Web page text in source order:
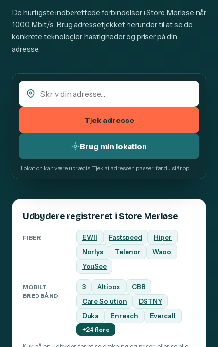
De hurtigste indberettede forbindelser i Store Merløse når
1.000 Mbit/s. Brug adressetjekket herunder til at se de
konkrete teknologier, hastigheder og priser på din
adresse.
Tjek adresse
Brug min lokation
Lokation kan være upræcis. Tjek at adressen passer, før du slår op.
Udbydere registreret i Store Merløse
FIBER EWII Fastspeed
Hiper
Norlys
Telenor
Waoo
YouSee
MOBILT
BREDBÅND
3 Altibox
CBB
Care Solution
DSTNY
Duka
Enreach
Evercall
+24 flere